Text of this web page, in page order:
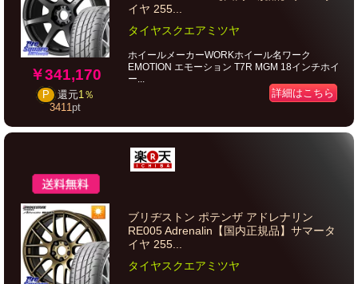
￥341,170
P 還元1％
3411pt
イヤ 255...
タイヤスクエアミツヤ
ホイールメーカーWORKホイール名ワーク
EMOTION エモーション T7R MGM 18インチホイ
ー...
詳細はこちら
ブリヂストン ポテンザ アドレナリン
RE005 Adrenalin【国内正規品】サマータ
イヤ 255...
タイヤスクエアミツヤ